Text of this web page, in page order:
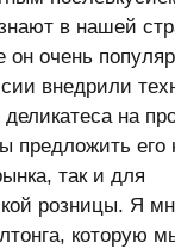
важно выйти именно
вы ждете от диалога
ресторанным
для
в сфере HoReCa,
представить нашу
широкому кругу
провести дегустации
В